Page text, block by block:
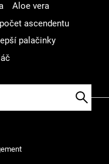
Aloe vera
ascendentu
palačinky